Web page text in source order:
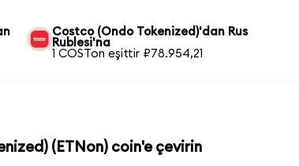
Costco (Ondo Tokenized)'dan Rus
Rublesi'na
1 COSTon eşittir ₽78.954,21
(ETNon) coin'e çevirin